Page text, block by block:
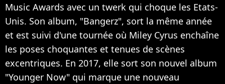
Music Awards avec un twerk qui choque les Etats-
Unis. Son album, "Bangerz", sort la même année
et est suivi d'une tournée où Miley Cyrus enchaîne
les poses choquantes et tenues de scènes
excentriques. En 2017, elle sort son nouvel album
"Younger Now" qui marque une nouveau